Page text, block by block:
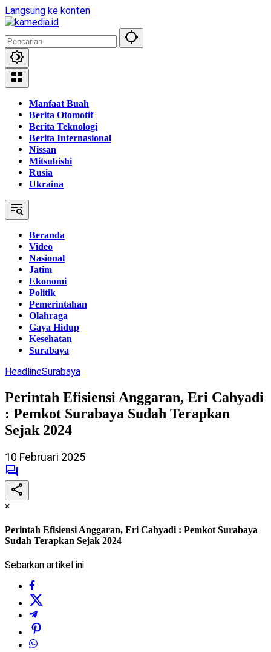
Langsung ke konten
Manfaat Buah
Berita Otomotif
Berita Teknologi
Berita Internasional
Nissan
Mitsubishi
Rusia
Ukraina
Beranda
Video
Nasional
Jatim
Ekonomi
Politik
Pemerintahan
Olahraga
Gaya Hidup
Kesehatan
Surabaya
HeadlineSurabaya
Perintah Efisiensi Anggaran, Eri Cahyadi
: Pemkot Surabaya Sudah Terapkan
Sejak 2024
10 Februari 2025
×
Perintah Efisiensi Anggaran, Eri Cahyadi : Pemkot Surabaya
Sudah Terapkan Sejak 2024
Sebarkan artikel ini